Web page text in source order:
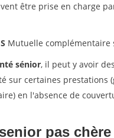
être prise en charge
Mutuelle complémentaire
sénior, il peut y avoir
sur certaines prestations
en l'absence de
pas chère